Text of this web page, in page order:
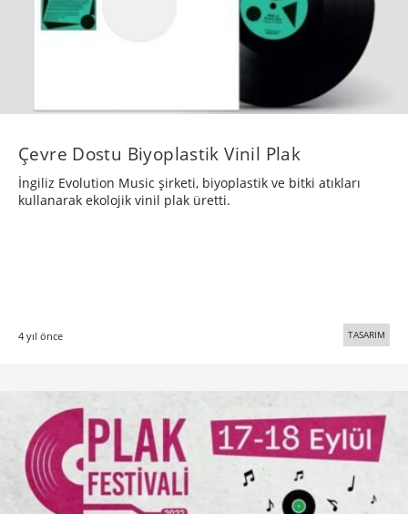
Çevre Dostu Biyoplastik Vinil Plak
İngiliz Evolution Music şirketi, biyoplastik ve bitki atıkları
kullanarak ekolojik vinil plak üretti.
4 yıl önce TASARIM